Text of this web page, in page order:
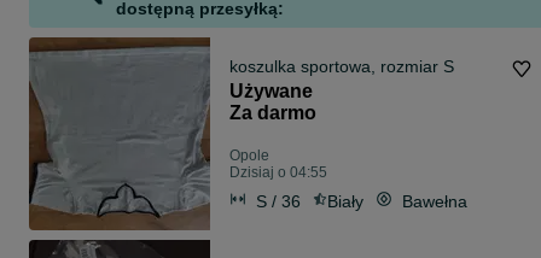
dostępną przesyłką:
koszulka sportowa, rozmiar S
Używane
Za darmo
Opole
Dzisiaj o 04:55
S / 36 Biały Bawełna